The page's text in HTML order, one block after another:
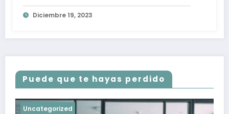
Diciembre 19, 2023
Puede que te hayas perdido
Uncategorized